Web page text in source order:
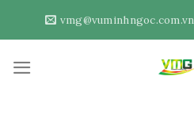
vmg@vuminhngoc.com.vn